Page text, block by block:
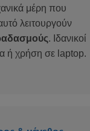
μέρη που
λειτουργούν
. Ιδανικοί
ή χρήση σε laptop.